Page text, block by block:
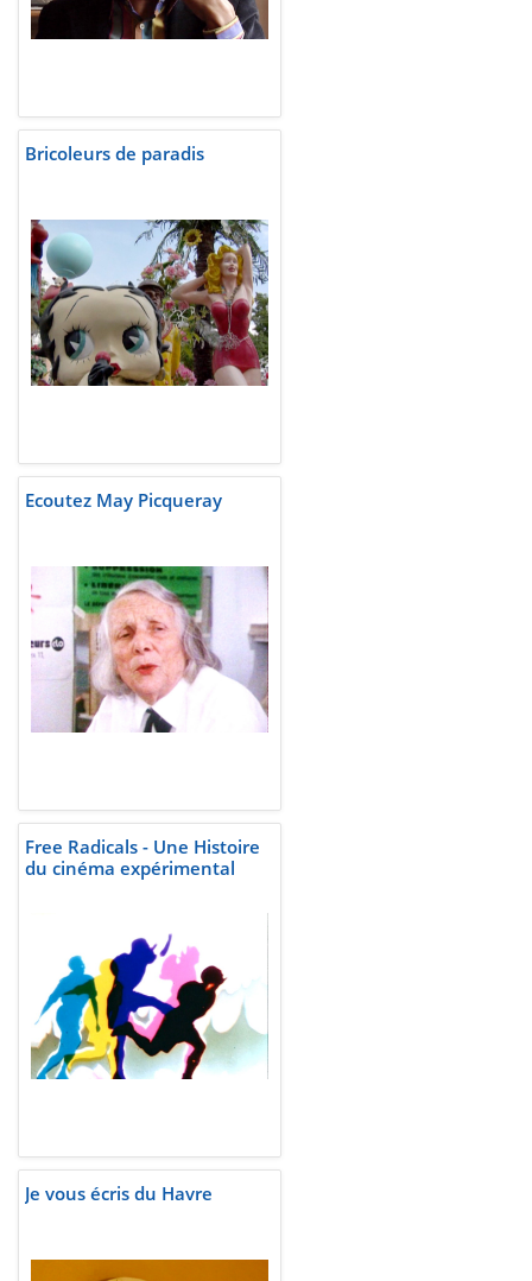
Bricoleurs de paradis
Ecoutez May Picqueray
Free Radicals - Une Histoire
du cinéma expérimental
Je vous écris du Havre